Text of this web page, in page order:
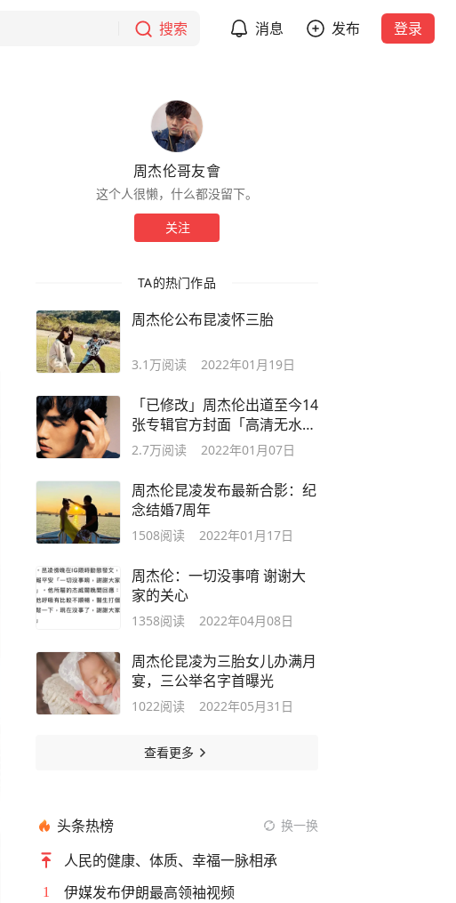
搜索 消息 发布 登录
周杰伦哥友會
这个人很懒，什么都没留下。
关注
TA的热门作品
周杰伦公布昆凌怀三胎
3.1万阅读 2022年01月19日
「已修改」周杰伦出道至今14
张专辑官方封面「高清无水
印」
2.7万阅读 2022年01月07日
周杰伦昆凌发布最新合影：纪
念结婚7周年
1508阅读 2022年01月17日
周杰伦：一切没事唷 谢谢大
家的关心
1358阅读 2022年04月08日
周杰伦昆凌为三胎女儿办满月
宴，三公举名字首曝光
1022阅读 2022年05月31日
查看更多
头条热榜 换一换
人民的健康、体质、幸福一脉相承
1 伊媒发布伊朗最高领袖视频